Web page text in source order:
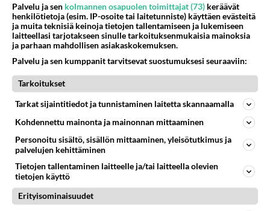
LUETUIMMAT
Muistatko? Kädestä suuhun
elävä Satu sai jättimäisen
rahasalkun Henry-
miljonääriltä
Luetuimmat: Aarne Pelkonen
ja Noora Louhimo vihdoinkin
Palvelu ja sen kolmannen osapuolen toimittajat (73) keräävät
henkilötietoja (esim. IP-osoite tai laitetunniste) käyttäen evästeitä
ja muita teknisiä keinoja tietojen tallentamiseen ja lukemiseen
laitteellasi tarjotakseen sinulle tarkoituksenmukaisia mainoksia
ja parhaan mahdollisen asiakaskokemuksen.
Palvelu ja sen kumppanit tarvitsevat suostumuksesi seuraaviin:
Tarkoitukset
Tarkat sijaintitiedot ja tunnistaminen laitetta skannaamalla
Kohdennettu mainonta ja mainonnan mittaaminen
Personoitu sisältö, sisällön mittaaminen, yleisötutkimus ja
palvelujen kehittäminen
Tietojen tallentaminen laitteelle ja/tai laitteella olevien
tietojen käyttö
Erityisominaisuudet